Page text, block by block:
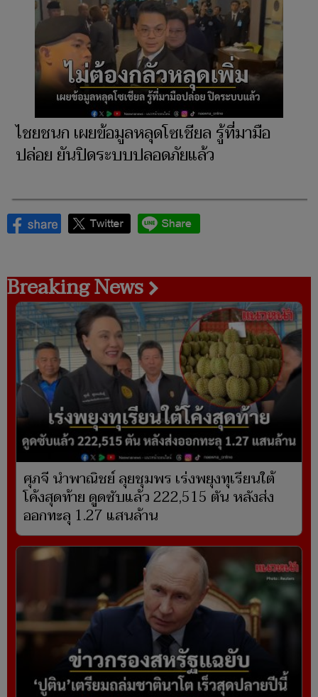
ไชยชนก เผยข้อมูลหลุดโซเชียล รู้ที่มามือ
ปล่อย ยันปิดระบบปลอดภัยแล้ว
Breaking News
ศุภจี นำพาณิชย์ ลุยชุมพร เร่งพยุงทุเรียนใต้
โค้งสุดท้าย ดูดซับแล้ว 222,515 ตัน หลังส่ง
ออกทะลุ 1.27 แสนล้าน